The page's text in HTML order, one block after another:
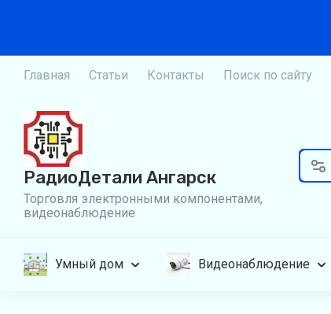
Главная Статьи Контакты Поиск по сайту
РадиоДетали Ангарск
Торговля электронными компонентами,
видеонаблюдение
Умный дом Видеонаблюдение